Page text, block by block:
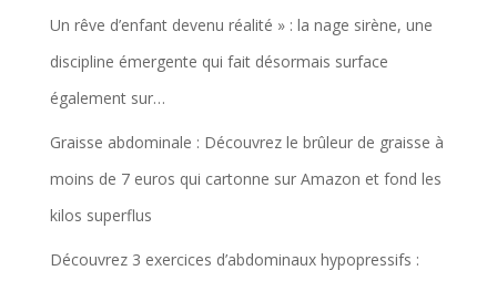
Un rêve d’enfant devenu réalité » : la nage sirène, une
discipline émergente qui fait désormais surface
également sur…
Graisse abdominale : Découvrez le brûleur de graisse à
moins de 7 euros qui cartonne sur Amazon et fond les
kilos superflus
Découvrez 3 exercices d’abdominaux hypopressifs :